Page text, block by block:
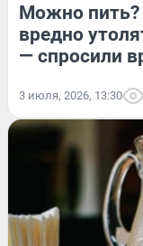
Можно пить?
вредно
— спросили
3 июля, 2026, 13:30